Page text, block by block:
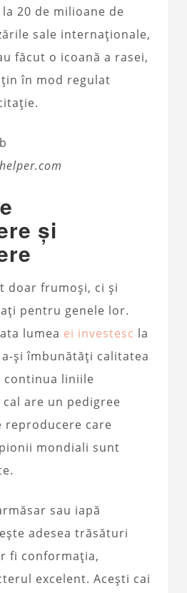
20 de milioane de
sale internaționale,
făcut o icoană a rasei,
în mod regulat
și
doar frumoși, ci și
pentru genele lor.
lumea ei investesc la
și îmbunătăți calitatea
continua liniile
cal are un pedigree
reproducere care
mondiali sunt
sau iapă
adesea trăsături
fi conformația,
excelent. Acești cai